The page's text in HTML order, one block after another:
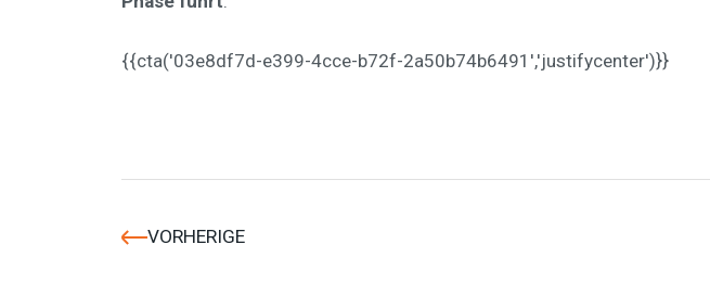
{{cta('03e8df7d-e399-4cce-b72f-2a50b74b6491','justifycenter')}}
VORHERIGE